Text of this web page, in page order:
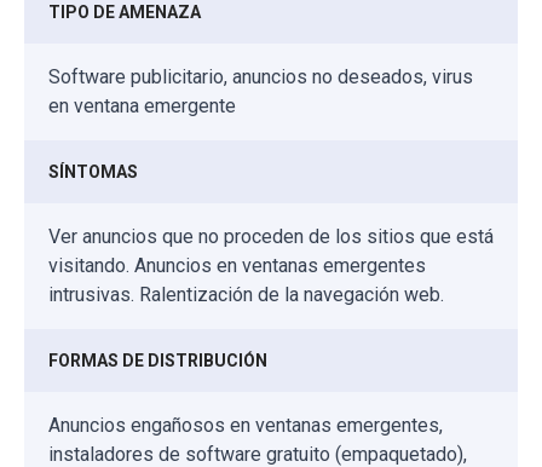
TIPO DE AMENAZA
Software publicitario, anuncios no deseados, virus
en ventana emergente
SÍNTOMAS
Ver anuncios que no proceden de los sitios que está
visitando. Anuncios en ventanas emergentes
intrusivas. Ralentización de la navegación web.
FORMAS DE DISTRIBUCIÓN
Anuncios engañosos en ventanas emergentes,
instaladores de software gratuito (empaquetado),